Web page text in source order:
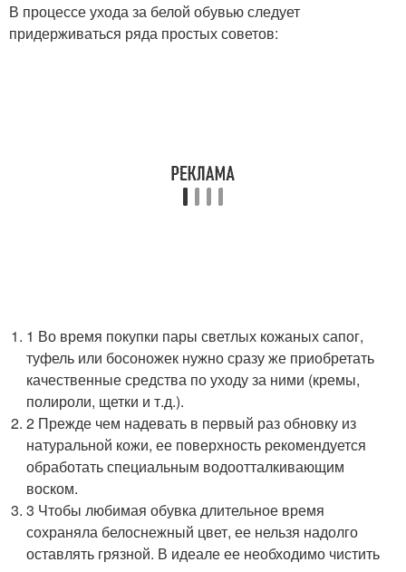
В процессе ухода за белой обувью следует
придерживаться ряда простых советов:
1 Во время покупки пары светлых кожаных сапог,
туфель или босоножек нужно сразу же приобретать
качественные средства по уходу за ними (кремы,
полироли, щетки и т.д.).
2 Прежде чем надевать в первый раз обновку из
натуральной кожи, ее поверхность рекомендуется
обработать специальным водоотталкивающим
воском.
3 Чтобы любимая обувка длительное время
сохраняла белоснежный цвет, ее нельзя надолго
оставлять грязной. В идеале ее необходимо чистить